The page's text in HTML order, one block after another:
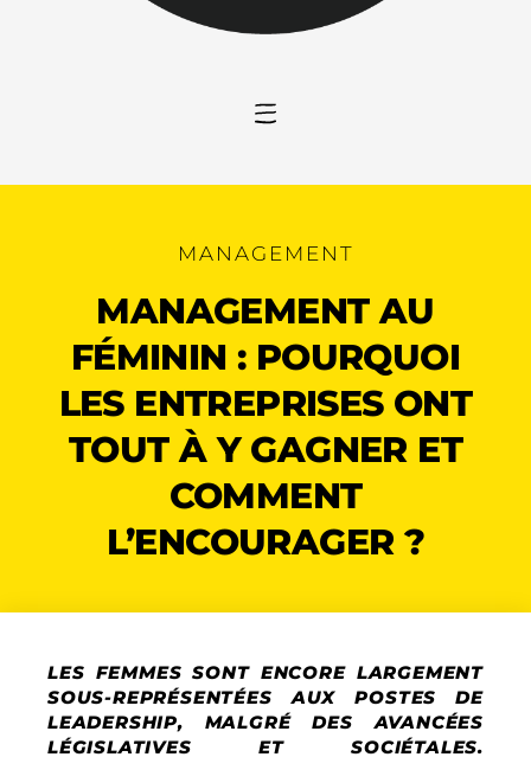
MANAGEMENT
MANAGEMENT AU
FÉMININ : POURQUOI
LES ENTREPRISES ONT
TOUT À Y GAGNER ET
COMMENT
L’ENCOURAGER ?
LES FEMMES SONT ENCORE LARGEMENT
SOUS-REPRÉSENTÉES AUX POSTES DE
LEADERSHIP, MALGRÉ DES AVANCÉES
LÉGISLATIVES ET SOCIÉTALES.